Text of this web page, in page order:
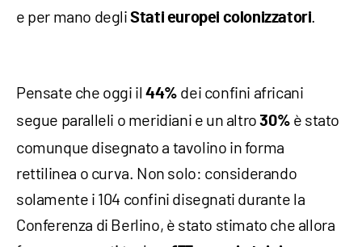
e per mano degliStati europei colonizzatori.
Pensate che oggi il 44% dei confini africani
segue paralleli o meridiani e un altro30% è stato
comunque disegnato a tavolino in forma
rettilinea o curva. Non solo: considerando
solamente i 104 confini disegnati durante la
Conferenza di Berlino, è stato stimato che allora